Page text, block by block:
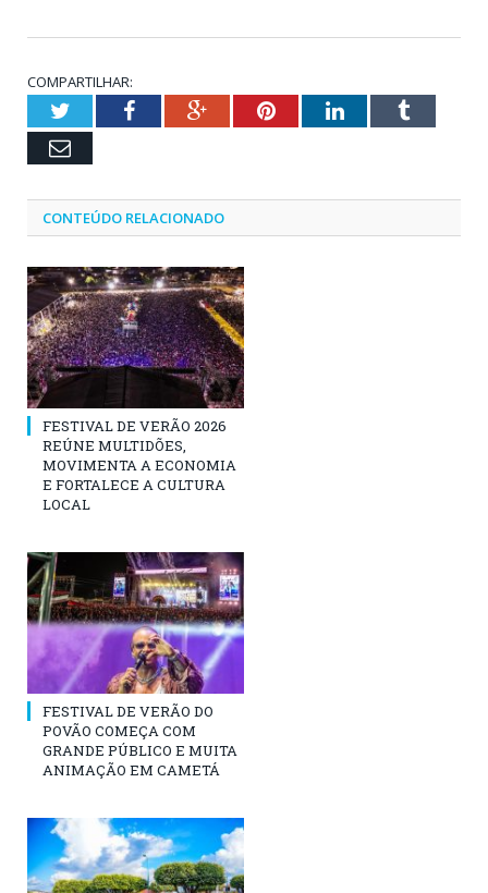
COMPARTILHAR:
TwitterFacebookGoogle+PinterestLinkedInTumblr
Email
CONTEÚDO RELACIONADO
FESTIVAL DE VERÃO 2026
REÚNE MULTIDÕES,
MOVIMENTA A ECONOMIA
E FORTALECE A CULTURA
LOCAL
FESTIVAL DE VERÃO DO
POVÃO COMEÇA COM
GRANDE PÚBLICO E MUITA
ANIMAÇÃO EM CAMETÁ